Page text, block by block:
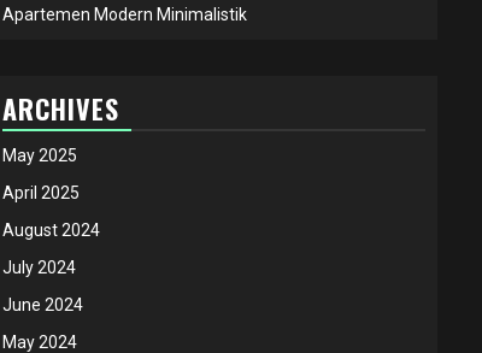
Apartemen Modern Minimalistik
ARCHIVES
May 2025
April 2025
August 2024
July 2024
June 2024
May 2024